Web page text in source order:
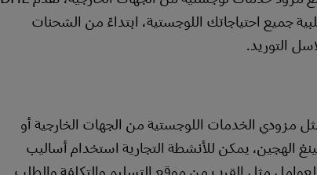
جميع احتياجاتك اللوجستية، ابتداءً من الشحنات
التوريد.
مزودي الخدمات اللوجستية من الجهات الخارجية أو
الهجين، يمكن للأنشطة التجارية استخدام أساليب
لعوامل مثل القرب من موقع التسليم والتكلفة والطلب